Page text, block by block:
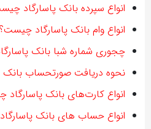
انواع سپرده بانک پاسارگاد
انواع وام بانک پاسارگاد چیست؟
چجوری شماره شبا بانک
نحوه دریافت صورتحساب بانک
انواع کارت‌های بانک
انواع حساب های بانک